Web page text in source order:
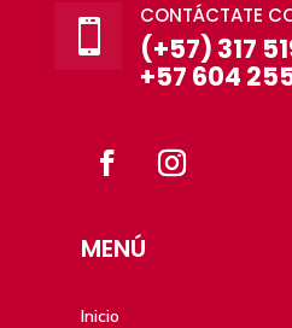

CONTÁCTATE
(+57) 317
+57 604
MENÚ
Inicio